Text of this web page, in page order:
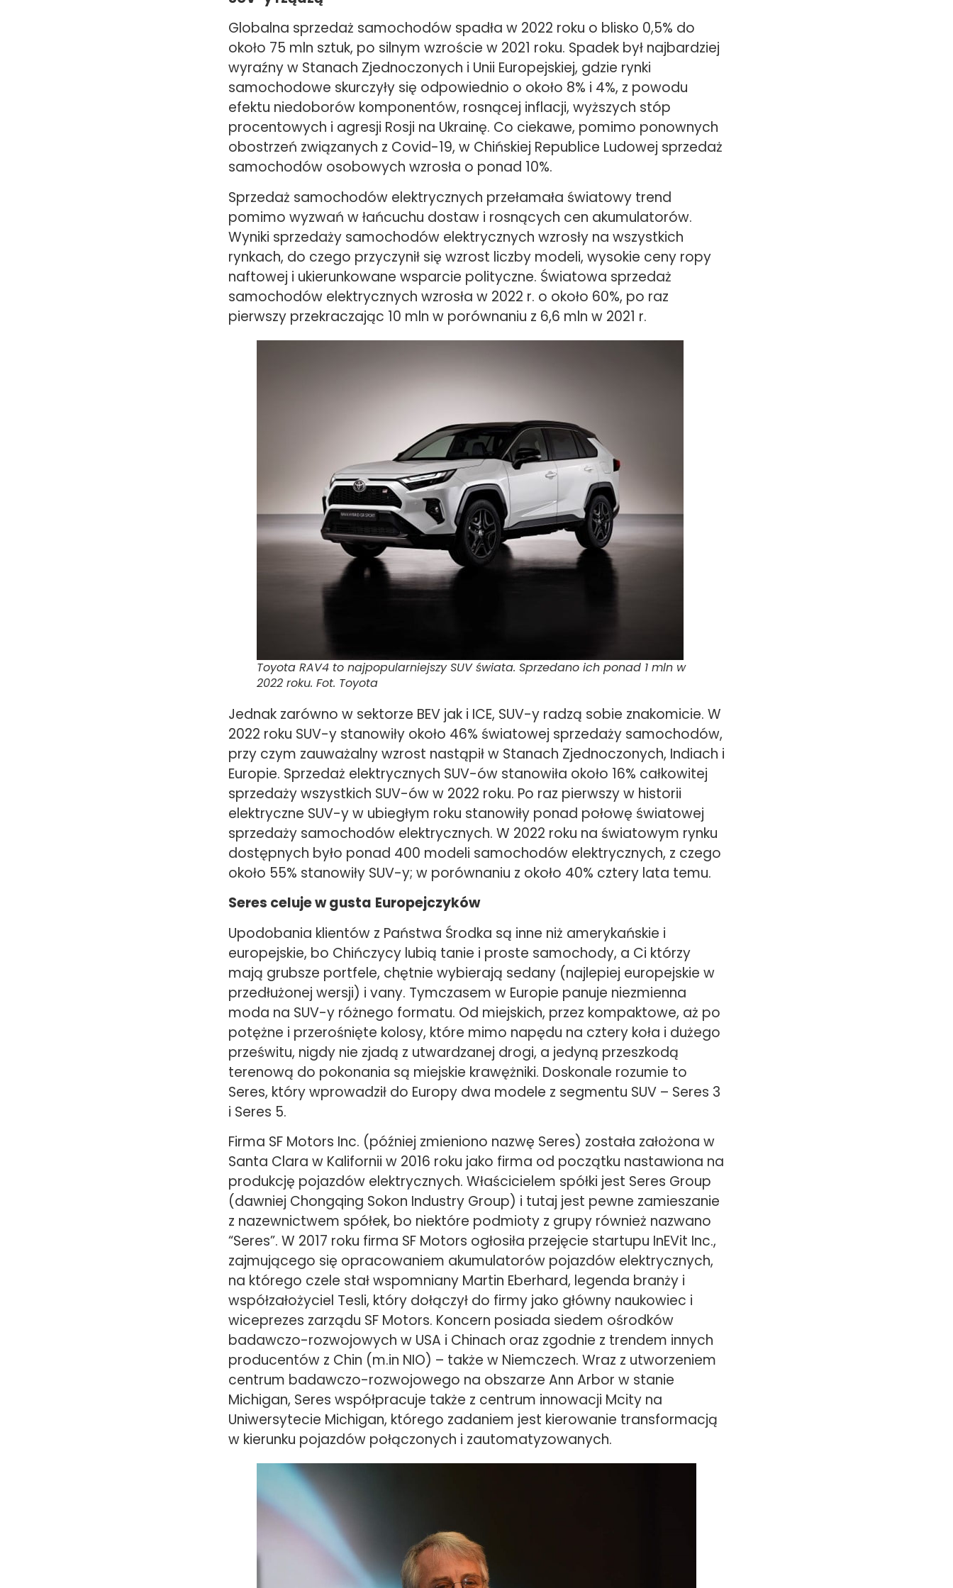
Globalna sprzedaż samochodów spadła w 2022 roku o blisko 0,5% do
około 75 mln sztuk, po silnym wzroście w 2021 roku. Spadek był najbardziej
wyraźny w Stanach Zjednoczonych i Unii Europejskiej, gdzie rynki
samochodowe skurczyły się odpowiednio o około 8% i 4%, z powodu
efektu niedoborów komponentów, rosnącej inflacji, wyższych stóp
procentowych i agresji Rosji na Ukrainę. Co ciekawe, pomimo ponownych
obostrzeń związanych z Covid-19, w Chińskiej Republice Ludowej sprzedaż
samochodów osobowych wzrosła o ponad 10%.
Sprzedaż samochodów elektrycznych przełamała światowy trend
pomimo wyzwań w łańcuchu dostaw i rosnących cen akumulatorów.
Wyniki sprzedaży samochodów elektrycznych wzrosły na wszystkich
rynkach, do czego przyczynił się wzrost liczby modeli, wysokie ceny ropy
naftowej i ukierunkowane wsparcie polityczne. Światowa sprzedaż
samochodów elektrycznych wzrosła w 2022 r. o około 60%, po raz
pierwszy przekraczając 10 mln w porównaniu z 6,6 mln w 2021 r.
Toyota RAV4 to najpopularniejszy SUV świata. Sprzedano ich ponad 1 mln w
2022 roku. Fot. Toyota
Jednak zarówno w sektorze BEV jak i ICE, SUV-y radzą sobie znakomicie. W
2022 roku SUV-y stanowiły około 46% światowej sprzedaży samochodów,
przy czym zauważalny wzrost nastąpił w Stanach Zjednoczonych, Indiach i
Europie. Sprzedaż elektrycznych SUV-ów stanowiła około 16% całkowitej
sprzedaży wszystkich SUV-ów w 2022 roku. Po raz pierwszy w historii
elektryczne SUV-y w ubiegłym roku stanowiły ponad połowę światowej
sprzedaży samochodów elektrycznych. W 2022 roku na światowym rynku
dostępnych było ponad 400 modeli samochodów elektrycznych, z czego
około 55% stanowiły SUV-y; w porównaniu z około 40% cztery lata temu.
Seres celuje w gusta Europejczyków
Upodobania klientów z Państwa Środka są inne niż amerykańskie i
europejskie, bo Chińczycy lubią tanie i proste samochody, a Ci którzy
mają grubsze portfele, chętnie wybierają sedany (najlepiej europejskie w
przedłużonej wersji) i vany. Tymczasem w Europie panuje niezmienna
moda na SUV-y różnego formatu. Od miejskich, przez kompaktowe, aż po
potężne i przerośnięte kolosy, które mimo napędu na cztery koła i dużego
prześwitu, nigdy nie zjadą z utwardzanej drogi, a jedyną przeszkodą
terenową do pokonania są miejskie krawężniki. Doskonale rozumie to
Seres, który wprowadził do Europy dwa modele z segmentu SUV – Seres 3
i Seres 5.
Firma SF Motors Inc. (później zmieniono nazwę Seres) została założona w
Santa Clara w Kalifornii w 2016 roku jako firma od początku nastawiona na
produkcję pojazdów elektrycznych. Właścicielem spółki jest Seres Group
(dawniej Chongqing Sokon Industry Group) i tutaj jest pewne zamieszanie
z nazewnictwem spółek, bo niektóre podmioty z grupy również nazwano
“Seres”. W 2017 roku firma SF Motors ogłosiła przejęcie startupu InEVit Inc.,
zajmującego się opracowaniem akumulatorów pojazdów elektrycznych,
na którego czele stał wspomniany Martin Eberhard, legenda branży i
współzałożyciel Tesli, który dołączył do firmy jako główny naukowiec i
wiceprezes zarządu SF Motors. Koncern posiada siedem ośrodków
badawczo-rozwojowych w USA i Chinach oraz zgodnie z trendem innych
producentów z Chin (m.in NIO) – także w Niemczech. Wraz z utworzeniem
centrum badawczo-rozwojowego na obszarze Ann Arbor w stanie
Michigan, Seres współpracuje także z centrum innowacji Mcity na
Uniwersytecie Michigan, którego zadaniem jest kierowanie transformacją
w kierunku pojazdów połączonych i zautomatyzowanych.